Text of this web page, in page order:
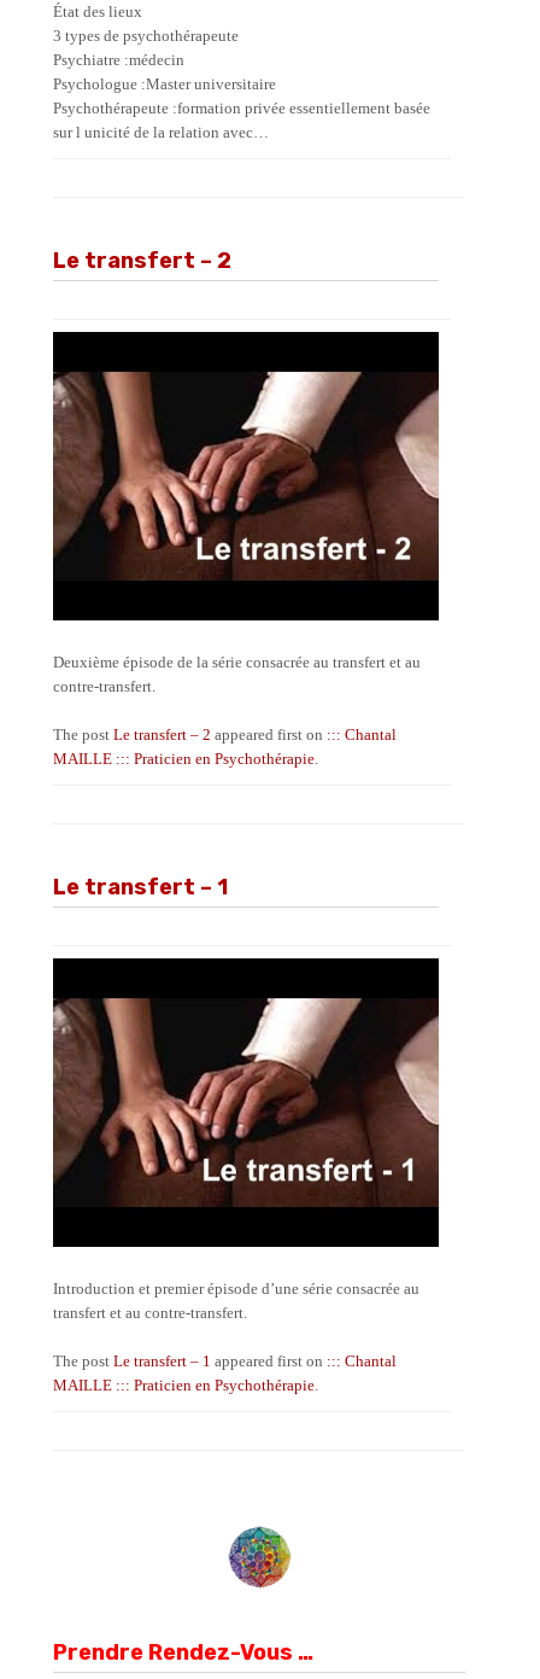
État des lieux
3 types de psychothérapeute
Psychiatre :médecin
Psychologue :Master universitaire
Psychothérapeute :formation privée essentiellement basée
sur l unicité de la relation avec…
Le transfert – 2
Deuxième épisode de la série consacrée au transfert et au
contre-transfert.
The postLe transfert – 2 appeared first on ::: Chantal
MAILLE ::: Praticien en Psychothérapie.
Le transfert – 1
Introduction et premier épisode d’une série consacrée au
transfert et au contre-transfert.
The postLe transfert – 1 appeared first on ::: Chantal
MAILLE ::: Praticien en Psychothérapie.
Prendre Rendez-Vous …